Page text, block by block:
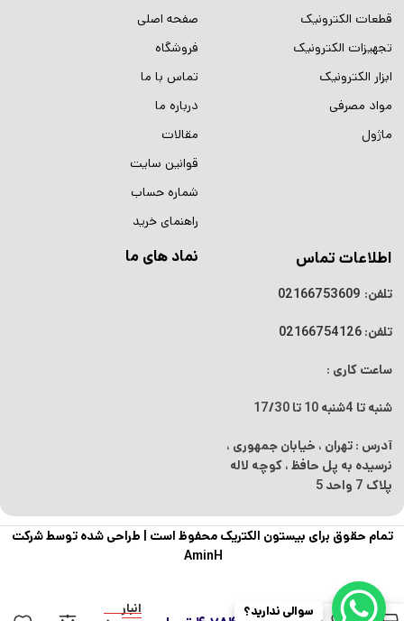
قطعات الکترونیک
تجهیزات الکترونیک
ابزار الکترونیک
مواد مصرفی
ماژول
صفحه اصلی
فروشگاه
تماس با ما
درباره ما
مقالات
قوانین سایت
شماره حساب
راهنمای خرید
اطلاعات تماس
تلفن: 02166753609
تلفن: 02166754126
ساعت کاری :
شنبه تا 4شنبه 10 تا 17/30
آدرس : تهران ، خیابان جمهوری ،
نرسیده به پل حافظ ، کوچه لاله
پلاک 7 واحد 5
نماد های ما
تمام حقوق برای بیستون الکتریک محفوظ است | طراحی شده توسط شرکت
AminH
فایر صوتی
بلوتوث دار دو
انبار
سوالی ندارید؟ 0